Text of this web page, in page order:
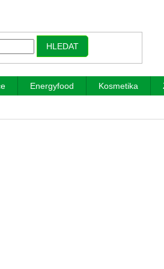
HLEDAT
Energyfood Kosmetika